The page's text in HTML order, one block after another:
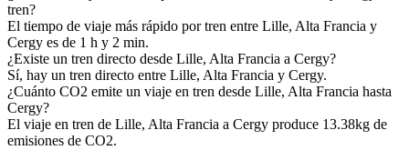
tren?
El tiempo de viaje más rápido por tren entre Lille, Alta Francia y
Cergy es de 1 h y 2 min.
¿Existe un tren directo desde Lille, Alta Francia a Cergy?
Sí, hay un tren directo entre Lille, Alta Francia y Cergy.
¿Cuánto CO2 emite un viaje en tren desde Lille, Alta Francia hasta
Cergy?
El viaje en tren de Lille, Alta Francia a Cergy produce 13.38kg de
emisiones de CO2.